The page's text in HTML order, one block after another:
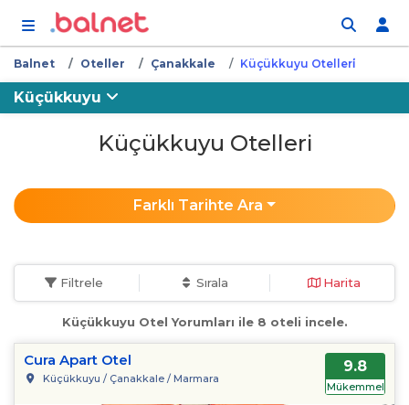
Balnet Oteller Çanakkale Küçükkuyu Otelleri̇
Küçükkuyu
Küçükkuyu Otelleri
Farklı Tarihte Ara
Filtrele Sırala Harita
Küçükkuyu Otel Yorumları ile 8 oteli incele.
Cura Apart Otel
Küçükkuyu / Çanakkale / Marmara
9.8
Mükemmel